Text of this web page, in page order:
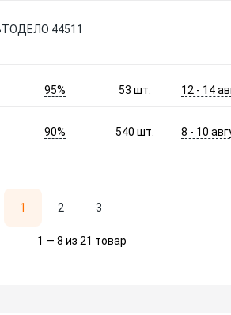
44511
95% 53шт. 12 - 14
90% 540шт. 8 - 10
1 2 3
1 — 8 из 21 товар